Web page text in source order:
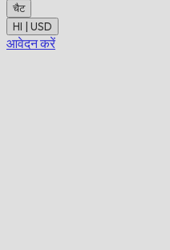
चैट
HI | USD
आवेदन करें